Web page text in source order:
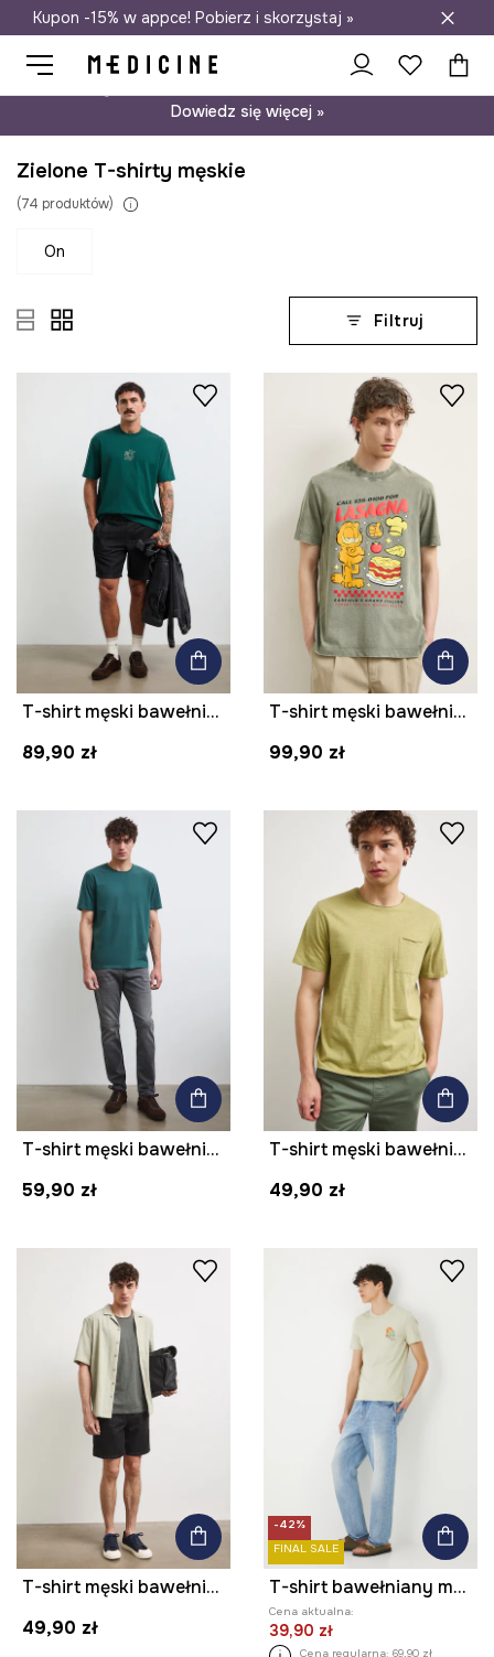
Darmowa dostawa do salonów
Kupon -15% w appce! Pobierz i skorzystaj »
Dowiedz się więcej »
Zielone T-shirty męskie
(74 produktów)
on
Filtruj
T-shirt męski bawełniany z nadrukiem
89,90 zł
T-shirt męski bawełniany Garfield
99,90 zł
T-shirt męski bawełniany z elastanem gładki
59,90 zł
T-shirt męski bawełniany
49,90 zł
T-shirt męski bawełniany
49,90 zł
-42%
FINAL SALE
T-shirt bawełniany męski z nadrukiem
Cena aktualna:
39,90 zł
Cena regularna: 69,90 zł